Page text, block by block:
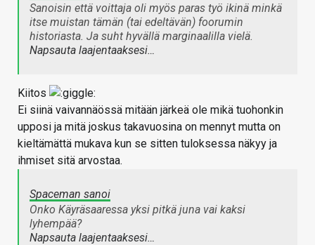
Sanoisin että voittaja oli myös paras työ ikinä minkä
itse muistan tämän (tai edeltävän) foorumin
historiasta. Ja suht hyvällä marginaalilla vielä.
Napsauta laajentaaksesi…
Kiitos
Ei siinä vaivannäössä mitään järkeä ole mikä tuohonkin
upposi ja mitä joskus takavuosina on mennyt mutta on
kieltämättä mukava kun se sitten tuloksessa näkyy ja
ihmiset sitä arvostaa.
Spaceman sanoi
Onko Käyräsaaressa yksi pitkä juna vai kaksi
lyhempää?
Napsauta laajentaaksesi…